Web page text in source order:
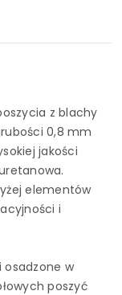
z blachy
0,8 mm
jakości
elementów
i
osadzone w
poszyć